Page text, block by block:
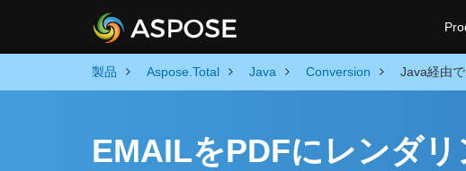
製品 Aspose.Total Java Conversion Java経由
EMAILをPDFにレンダ